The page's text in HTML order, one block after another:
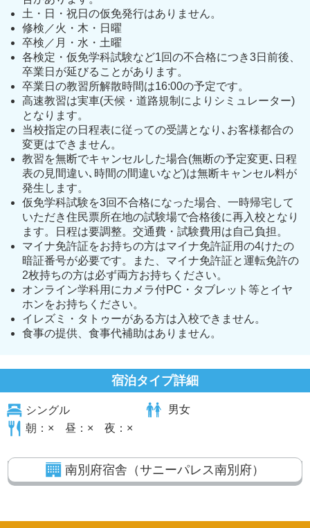
土・日・祝日の仮免発行はありません。
修検／火・木・日曜
卒検／月・水・土曜
各検定・仮免学科試験など1回の不合格につき3日前後、
卒業日が延びることがあります。
卒業日の教習所解散時間は16:00の予定です。
高速教習は実車(天候・道路規制によりシミュレーター)
となります。
当校指定の日程表に従っての受講となり､お客様都合の
変更はできません。
教習を無断でキャンセルした場合(無断の予定変更､日程
表の見間違い､時間の間違いなど)は無断キャンセル料が
発生します。
仮免学科試験を3回不合格になった場合、一時帰宅して
いただき住民票所在地の試験場で合格後に再入校となり
ます。日程は要調整。交通費・試験費用は自己負担。
マイナ免許証をお持ちの方はマイナ免許証用の4けたの
暗証番号が必要です。また、マイナ免許証と運転免許の
2枚持ちの方は必ず両方お持ちください。
オンライン学科用にカメラ付PC・タブレット等とイヤ
ホンをお持ちください。
イレズミ・タトゥーがある方は入校できません。
食事の提供、食事代補助はありません。
宿泊タイプ詳細
シングル
男女
朝：× 昼：× 夜：×
南別府宿舎（サニーパレス南別府）